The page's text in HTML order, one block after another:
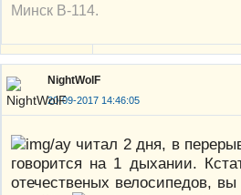
Минск В-114.
NightWolF
20-09-2017 14:46:05
читал 2 дня, в
говорится на 1 дыхании.
отечественых велосипедов,